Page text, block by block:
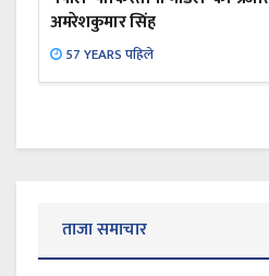
अमरेशकुमार सिंह
57 YEARS पहिले
ताजा समाचार